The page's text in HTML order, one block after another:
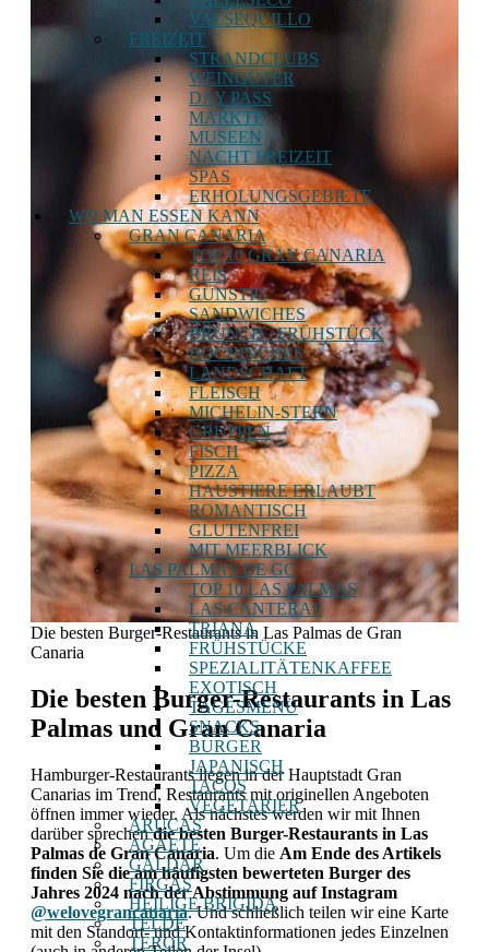
VALSEQUILLO
FREIZEIT
STRANDCLUBS
WEINGÜTER
DAY PASS
MÄRKTE
MUSEEN
NACHT FREIZEIT
SPAS
ERHOLUNGSGEBIETE
WO MAN ESSEN KANN
GRAN CANARIA
TOP 10 GRAN CANARIA
REIS
GÜNSTIG
SANDWICHES
BRUNCH / FRÜHSTÜCK
BOCHINCHES
LANDSCHAFT
FLEISCH
MICHELIN-STERN
GRUPPEN
FISCH
PIZZA
HAUSTIERE ERLAUBT
ROMANTISCH
GLUTENFREI
MIT MEERBLICK
LAS PALMAS DE GC
TOP 10 LAS PALMAS
LAS CANTERAS
TRIANA
FRÜHSTÜCKE
SPEZIALITÄTENKAFFEE
EXOTISCH
TAGESMENÜ
SNACKS
BURGER
JAPANISCH
TACOS
VEGETARIER
ARUCAS
AGAETE
GÁLDAR
FIRGAS
HEILIGE BRIGIDA
TELDE
TEROR
Die besten Burger-Restaurants in Las Palmas de Gran
Canaria
Die besten Burger-Restaurants in Las
Palmas und Gran Canaria
Hamburger-Restaurants liegen in der Hauptstadt Gran
Canarias im Trend, Restaurants mit originellen Angeboten
öffnen immer wieder. Als nächstes werden wir mit Ihnen
darüber sprechendie besten Burger-Restaurants in Las
Palmas de Gran Canaria. Um die Am Ende des Artikels
finden Sie die am häufigsten bewerteten Burger des
Jahres 2024 nach der Abstimmung auf Instagram
@welovegrancanaria. Und schließlich teilen wir eine Karte
mit den Standort- und Kontaktinformationen jedes Einzelnen